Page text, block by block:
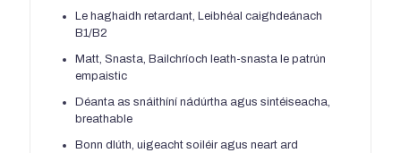
Le haghaidh retardant, Leibhéal caighdeánach
B1/B2
Matt, Snasta, Bailchríoch leath-snasta le patrún
empaistic
Déanta as snáithíní nádúrtha agus sintéiseacha,
breathable
Bonn dlúth, uigeacht soiléir agus neart ard